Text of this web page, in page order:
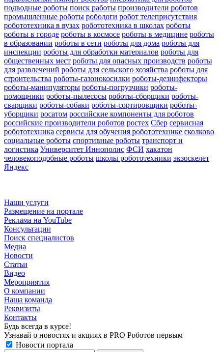
подводные роботы поиск работы производители роботов
промышленные роботы рободоги робот телеприсутствия
робототехника в вузах робототехника в школах роботы
роботы в городе роботы в космосе роботы в медицине роботы
в образовании роботы в сети роботы для дома роботы для
инспекции роботы для обработки материалов роботы для
общественных мест роботы для опасных производств роботы
для развлечений роботы для сельского хозяйства роботы для
строительства роботы-газонокосилки роботы-дезинфекторы
роботы-манипуляторы роботы-погрузчики роботы-
помощники роботы-пылесосы роботы-сборщики роботы-
сварщики роботы-собаки роботы-сортировщики роботы-
уборщики росатом российские компоненты для роботов
российские производители роботов ростех Сбер сервисная
робототехника сервисы для обучения робототехнике сколково
социальные роботы спортивные роботы транспорт и
логистика Университет Иннополис ФСИ хакатон
человекоподобные роботы школы робототехники экзоскелет
Яндекс
Наши услуги
Размещение на портале
Реклама на YouTube
Консультации
Поиск специалистов
Медиа
Новости
Статьи
Видео
Мероприятия
О компании
Наша команда
Реквизиты
Контакты
Будь всегда в курсе!
Узнавай о новостях и акциях в PRO Роботов первым
Новости портала